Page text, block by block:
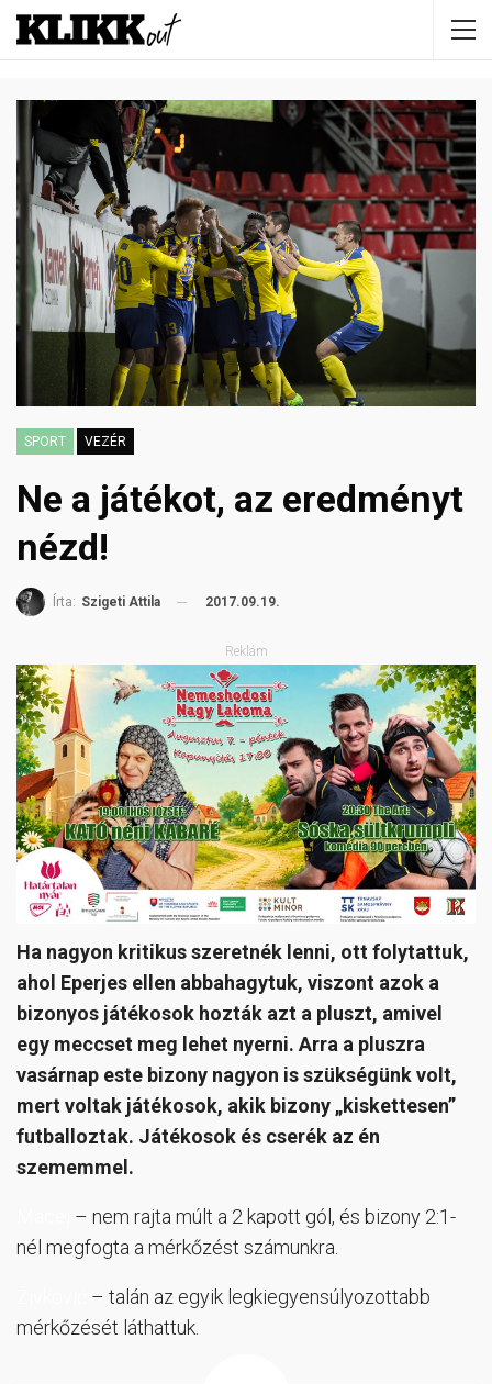
SPORT VEZÉR
Ne a játékot, az eredményt
nézd!
Írta: Szigeti Attila 2017.09.19.
Reklám
Ha nagyon kritikus szeretnék lenni, ott folytattuk,
ahol Eperjes ellen abbahagytuk, viszont azok a
bizonyos játékosok hozták azt a pluszt, amivel
egy meccset meg lehet nyerni. Arra a pluszra
vasárnap este bizony nagyon is szükségünk volt,
mert voltak játékosok, akik bizony „kiskettesen”
futballoztak. Játékosok és cserék az én
szememmel.
– nem rajta múlt a 2 kapott gól, és bizony 2:1-
nél megfogta a mérkőzést számunkra.
– talán az egyik legkiegyensúlyozottabb
mérkőzését láthattuk.